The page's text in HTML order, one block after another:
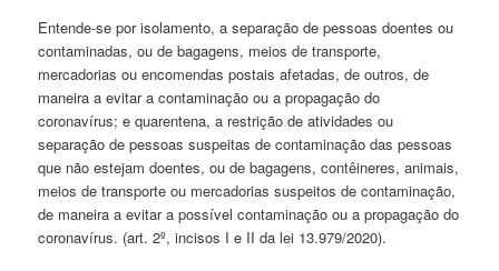
Entende-se por isolamento, a separação de pessoas doentes ou
contaminadas, ou de bagagens, meios de transporte,
mercadorias ou encomendas postais afetadas, de outros, de
maneira a evitar a contaminação ou a propagação do
coronavírus; e quarentena, a restrição de atividades ou
separação de pessoas suspeitas de contaminação das pessoas
que não estejam doentes, ou de bagagens, contêineres, animais,
meios de transporte ou mercadorias suspeitos de contaminação,
de maneira a evitar a possível contaminação ou a propagação do
coronavírus. (art. 2º, incisos I e II da lei 13.979/2020).